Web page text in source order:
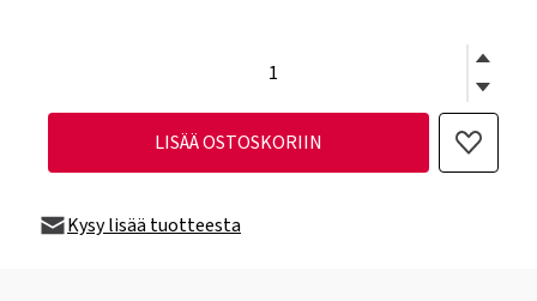
LISÄÄ OSTOSKORIIN
Kysy lisää tuotteesta